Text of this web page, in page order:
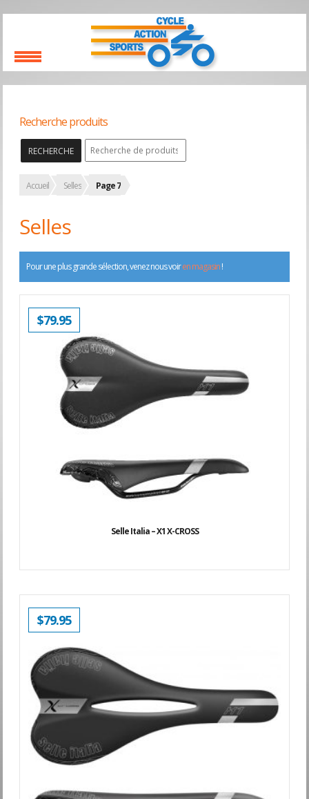
Recherche produits
RECHERCHE
Accueil Selles Page 7
Selles
Pour une plus grande sélection, venez nous voiren magasin!
Selle Italia – X1 X-CROSS
$79.95
$79.95